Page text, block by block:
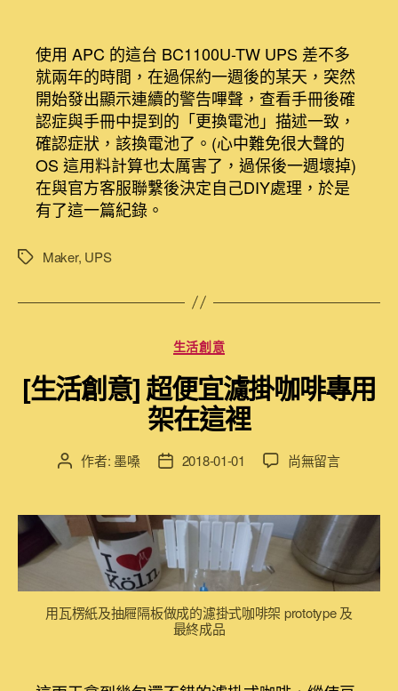
UPS(BC1100U-
TW)
UPS
電
池
步
驟〉
中
使用 APC 的這台 BC1100U-TW UPS 差不多
就兩年的時間，在過保約一週後的某天，突然
開始發出顯示連續的警告嗶聲，查看手冊後確
認症與手冊中提到的「更換電池」描述一致，
確認症狀，該換電池了。(心中難免很大聲的
OS 這用料計算也太厲害了，過保後一週壞掉)
在與官方客服聯繫後決定自己DIY處理，於是
有了這一篇紀錄。
標
Maker, UPS
分
類
生活創意
[生活創意] 超便宜濾掛咖啡專用
架在這裡
文
者
作者: 墨嗓
文
佈
日
期
2018-01-01
在
創
意]
超
宜
濾
尚無留言
用瓦楞紙及抽屜隔板做成的濾掛式咖啡架 prototype 及
最終成品